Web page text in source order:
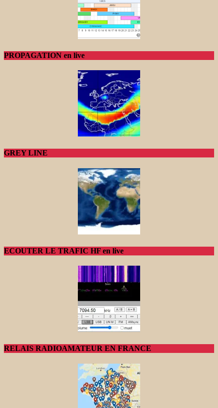
PROPAGATION en live
GREY LINE
ECOUTER LE TRAFIC HF en live
RELAIS RADIOAMATEUR EN FRANCE